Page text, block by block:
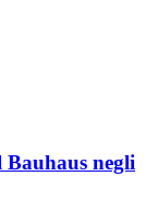
Bauhaus negli